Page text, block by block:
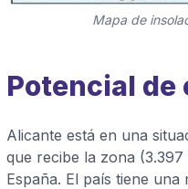
Mapa de
Potencial de
Alicante está en una
que recibe la zona
España. El país tiene